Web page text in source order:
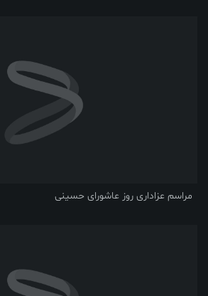
مراسم عزاداری روز عاشورای حسینی